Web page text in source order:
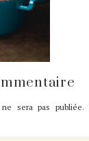
sera pas publiée.